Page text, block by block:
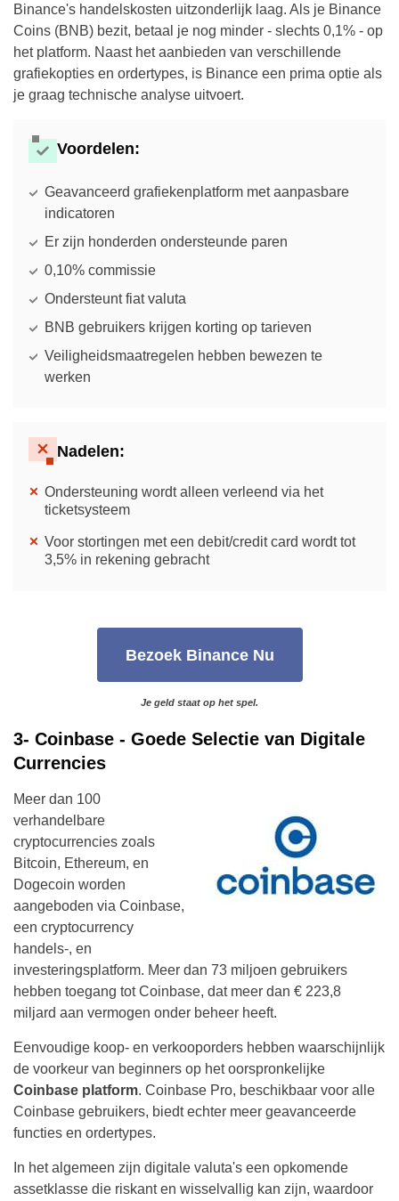
Binance's handelskosten uitzonderlijk laag. Als je Binance
Coins (BNB) bezit, betaal je nog minder - slechts 0,1% - op
het platform. Naast het aanbieden van verschillende
grafiekopties en ordertypes, is Binance een prima optie als
je graag technische analyse uitvoert.
Voordelen:
Geavanceerd grafiekenplatform met aanpasbare
indicatoren
Er zijn honderden ondersteunde paren
0,10% commissie
Ondersteunt fiat valuta
BNB gebruikers krijgen korting op tarieven
Veiligheidsmaatregelen hebben bewezen te
werken
Nadelen:
Ondersteuning wordt alleen verleend via het
ticketsysteem
Voor stortingen met een debit/credit card wordt tot
3,5% in rekening gebracht
Bezoek Binance Nu
Je geld staat op het spel.
3- Coinbase - Goede Selectie van Digitale
Currencies
Meer dan 100
verhandelbare
cryptocurrencies zoals
Bitcoin, Ethereum, en
Dogecoin worden
aangeboden via Coinbase,
een cryptocurrency
handels-, en
investeringsplatform. Meer dan 73 miljoen gebruikers
hebben toegang tot Coinbase, dat meer dan € 223,8
miljard aan vermogen onder beheer heeft.
Eenvoudige koop- en verkooporders hebben waarschijnlijk
de voorkeur van beginners op het oorspronkelijke
Coinbase platform. Coinbase Pro, beschikbaar voor alle
Coinbase gebruikers, biedt echter meer geavanceerde
functies en ordertypes.
In het algemeen zijn digitale valuta's een opkomende
assetklasse die riskant en wisselvallig kan zijn, waardoor